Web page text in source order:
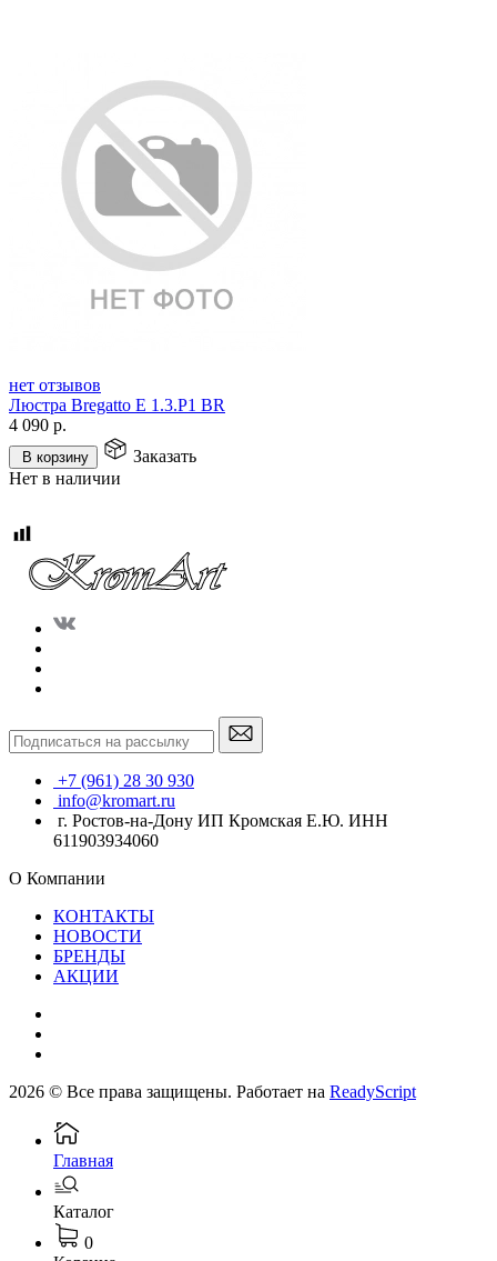
нет отзывов
Люстра Bregatto E 1.3.P1 BR
4 090 р.
В корзину
Заказать
Нет в наличии
+7 (961) 28 30 930
info@kromart.ru
г. Ростов-на-Дону ИП Кромская Е.Ю. ИНН
611903934060
О Компании
КОНТАКТЫ
НОВОСТИ
БРЕНДЫ
АКЦИИ
2026 © Все права защищены. Работает на ReadyScript
Главная
Каталог
0